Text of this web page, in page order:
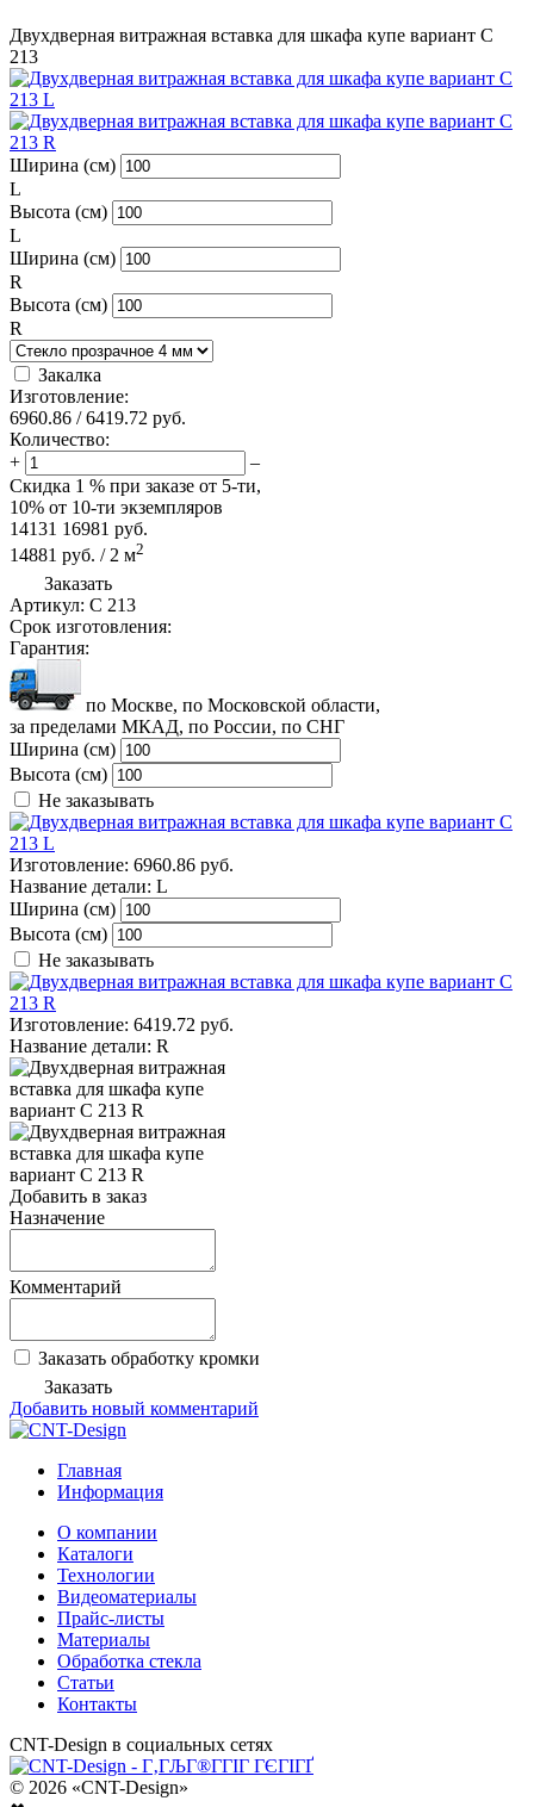
Двухдверная витражная вставка для шкафа купе вариант С
213
Ширина (см)
L
Высота (см)
L
Ширина (см)
R
Высота (см)
R
Закалка
Изготовление:
6960.86 /6419.72 руб.
Количество:
+
–
Скидка 1 % при заказе от 5-ти,
10% от 10-ти экземпляров
14131 16981 руб.
14881 руб. / 2 м2
Заказать
Артикул: С 213
Срок изготовления:
Гарантия:
по Москве, по Московской области,
за пределами МКАД, по России, по СНГ
Ширина (см)
Высота (см)
Не заказывать
Изготовление: 6960.86 руб.
Название детали: L
Ширина (см)
Высота (см)
Не заказывать
Изготовление: 6419.72 руб.
Название детали: R
Добавить в заказ
Назначение
Комментарий
Заказать обработку кромки
Заказать
Добавить новый комментарий
Главная
Информация
О компании
Каталоги
Технологии
Видеоматериалы
Прайс-листы
Материалы
Обработка стекла
Статьи
Контакты
CNT-Design в социальных сетях
© 2026 «CNT-Design»